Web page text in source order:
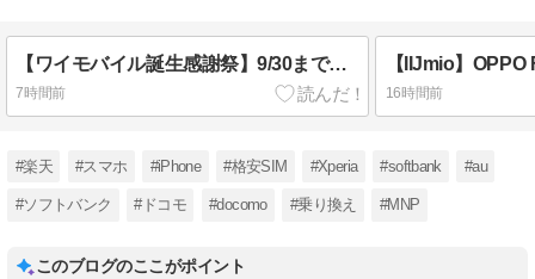
【ワイモバイル誕生感謝祭】9/30まで事務手数料無料・5,000円相当還元・端末一括値下げ
7時間前 16時間前
#楽天 #スマホ #iPhone #格安SIM #Xperia #softbank #au
#ソフトバンク #ドコモ #docomo #乗り換え #MNP
このブログのここがポイント